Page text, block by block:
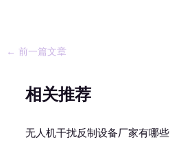
← 前一篇文章
相关推荐
无人机干扰反制设备厂家有哪些